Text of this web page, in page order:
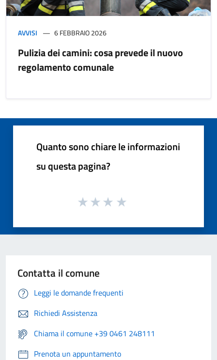
AVVISI 6 FEBBRAIO 2026
Pulizia dei camini: cosa prevede il nuovo
regolamento comunale
Quanto sono chiare le informazioni
su questa pagina?
Contatta il comune
Leggi le domande frequenti
Richiedi Assistenza
Chiama il comune +39 0461 248111
Prenota un appuntamento